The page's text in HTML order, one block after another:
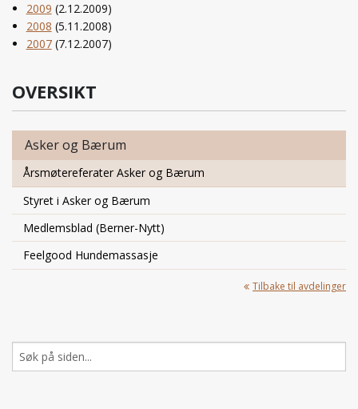
2009 (2.12.2009)
2008 (5.11.2008)
2007(7.12.2007)
OVERSIKT
Asker og Bærum
Årsmøtereferater Asker og Bærum
Styret i Asker og Bærum
Medlemsblad (Berner-Nytt)
Feelgood Hundemassasje
Tilbake til avdelinger
etter: